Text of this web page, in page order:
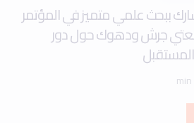
ببحث علمي متميز في المؤتمر
جرش ودهوك حول دور